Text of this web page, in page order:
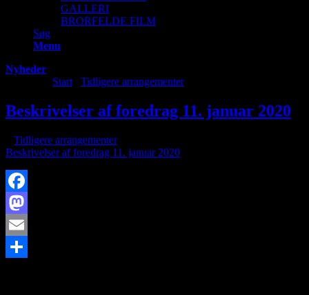
GALLERI
BRORFELDE FILM
Søg
Menu
Nyheder
Start Tidligere arrangementer
Beskrivelser af foredrag 11. januar 2020
Tidligere arrangementer
Beskrivelser af foredrag 11. januar 2020
Facebook
Mastodon
Email